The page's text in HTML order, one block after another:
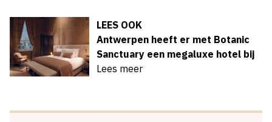
LEES OOK
Antwerpen heeft er met Botanic
Sanctuary een megaluxe hotel bij
Lees meer